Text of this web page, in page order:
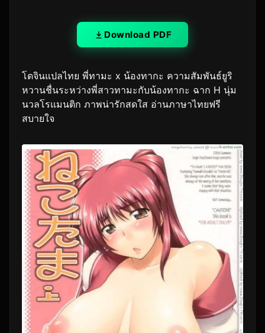
Download PDF
โดจินแปลไทย พี่ทามะ x น้องทากะ ความสัมพันธ์ยูริ
หวานชื่นระหว่างพี่สาวทามะกับน้องทากะ ฉาก H นุ่ม
นวลโรแมนติก ภาพน่ารักสดใส อ่านภาษาไทยฟรี
สบายใจ